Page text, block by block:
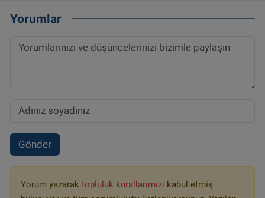
Yorumlar
Gönder
Yorum yazarak topluluk kurallarımızı kabul etmiş